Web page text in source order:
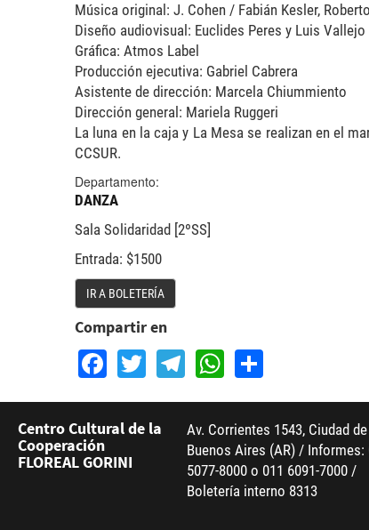
Música original: J. Cohen / Fabián Kesler,
Diseño audiovisual: Euclides Peres y Luis Vallejo
Gráfica: Atmos Label
Producción ejecutiva: Gabriel Cabrera
Asistente de dirección: Marcela Chiummiento
Dirección general: Mariela Ruggeri
La luna en la caja y La Mesa se realizan en el
CCSUR.
Departamento:
DANZA
Sala Solidaridad [2ºSS]
Entrada: $1500
IR A BOLETERÍA
Compartir en
Facebook
TwitterTelegram
WhatsApp
Centro Cultural de la
Cooperación
FLOREAL GORINI
Av. Corrientes 1543, Ciudad de
Buenos Aires (AR) / Informes:
5077-8000 o 011 6091-7000 /
Boletería interno 8313